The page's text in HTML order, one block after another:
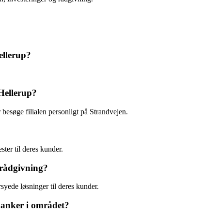
filialen personligt på Strandvejen.
til deres kunder.
løsninger til deres kunder.
i området?